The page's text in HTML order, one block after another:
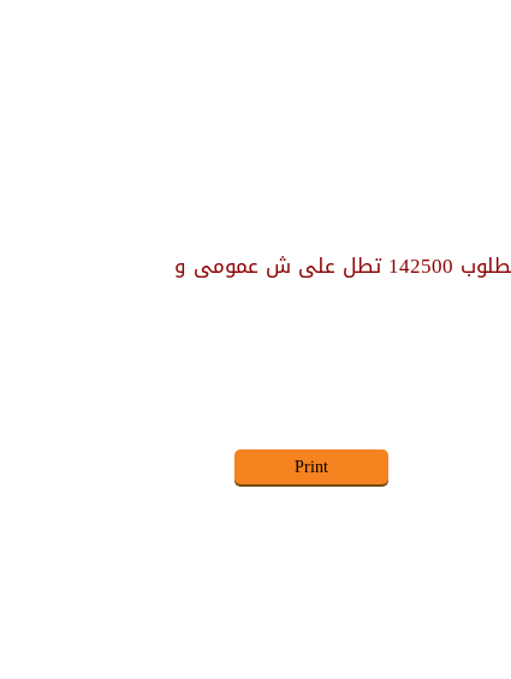
للبيع بالـتقسيط بالشروق شقة 70 م² تشطيب الشركة 2 نوم 1 حمام المطلوب 142500 تطل على ش عمومى و